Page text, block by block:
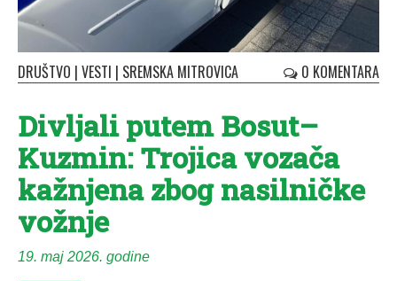
DRUŠTVO | VESTI | SREMSKA MITROVICA 0 KOMENTARA
Divljali putem Bosut–
Kuzmin: Trojica vozača
kažnjena zbog nasilničke
vožnje
19. maj 2026. godine